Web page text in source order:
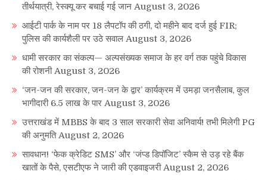
तीर्थयात्री, रेस्क्यू कर बचाई गई जान August 3, 2026
आईटी पार्क के नाम पर 18 लैपटॉप की ठगी, दो महीने बाद दर्ज हुई FIR;
पुलिस की कार्यशैली पर उठे सवाल August 3, 2026
धामी सरकार का संकल्प— अल्पसंख्यक समाज के हर वर्ग तक पहुंचे विकास
की रोशनी August 3, 2026
‘जन-जन की सरकार, जन-जन के द्वार’ कार्यक्रम में उमड़ा जनसैलाब, कुल
भागीदारी 6.5 लाख के पार August 3, 2026
उत्तराखंड में MBBS के बाद 3 साल सरकारी सेवा अनिवार्य! तभी मिलेगी PG
की अनुमति August 2, 2026
सावधान! ‘फेक क्रेडिट SMS’ और ‘जंप्ड डिपॉजिट’ स्कैम से उड़ रहे बैंक
खातों के पैसे, एसटीएफ ने जारी की एडवाइजरी August 2, 2026